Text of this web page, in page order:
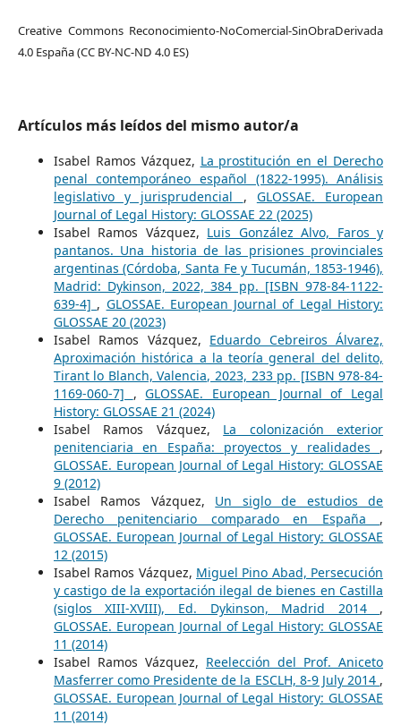
Creative Commons Reconocimiento-NoComercial-SinObraDerivada
4.0 España (CC BY-NC-ND 4.0 ES)
Artículos más leídos del mismo autor/a
Isabel Ramos Vázquez, La prostitución en el Derecho
penal contemporáneo español (1822-1995). Análisis
legislativo y jurisprudencial , GLOSSAE. European
Journal of Legal History: GLOSSAE 22 (2025)
Isabel Ramos Vázquez, Luis González Alvo, Faros y
pantanos. Una historia de las prisiones provinciales
argentinas (Córdoba, Santa Fe y Tucumán, 1853-1946),
Madrid: Dykinson, 2022, 384 pp. [ISBN 978-84-1122-
639-4] , GLOSSAE. European Journal of Legal History:
GLOSSAE 20 (2023)
Isabel Ramos Vázquez, Eduardo Cebreiros Álvarez,
Aproximación histórica a la teoría general del delito,
Tirant lo Blanch, Valencia, 2023, 233 pp. [ISBN 978-84-
1169-060-7] ,GLOSSAE. European Journal of Legal
History: GLOSSAE 21 (2024)
Isabel Ramos Vázquez, La colonización exterior
penitenciaria en España: proyectos y realidades ,
GLOSSAE. European Journal of Legal History: GLOSSAE
9 (2012)
Isabel Ramos Vázquez, Un siglo de estudios de
Derecho penitenciario comparado en España ,
GLOSSAE. European Journal of Legal History: GLOSSAE
12 (2015)
Isabel Ramos Vázquez, Miguel Pino Abad, Persecución
y castigo de la exportación ilegal de bienes en Castilla
(siglos XIII-XVIII), Ed. Dykinson, Madrid 2014 ,
GLOSSAE. European Journal of Legal History: GLOSSAE
11 (2014)
Isabel Ramos Vázquez, Reelección del Prof. Aniceto
Masferrer como Presidente de la ESCLH, 8-9 July 2014 ,
GLOSSAE. European Journal of Legal History: GLOSSAE
11 (2014)